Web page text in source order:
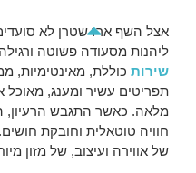
אצל השף ארז שטרן לא
ליהנות מסעודה פשוטה
שירות כוללת, מאינטימיות,
תפריטים עשיר ומענג, מאוכל
מלאה. כאשר התגבש הרעיון,
חוויה טוטאלית וחובקת
של אווירה ועיצוב, של מזון